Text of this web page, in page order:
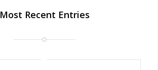
Most Recent Entries